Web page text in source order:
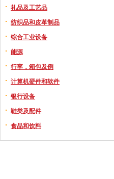
礼品及工艺品
纺织品和皮革制品
综合工业设备
能源
行李，箱包及例
计算机硬件和软件
银行设备
鞋类及配件
食品和饮料